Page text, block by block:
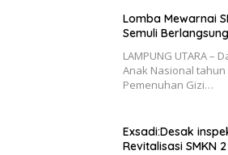
Lomba Mewarnai
Semuli
LAMPUNG UTARA –
Anak Nasional
Pemenuhan Gizi…
Exsadi:Desak
Revitalisasi SMKN